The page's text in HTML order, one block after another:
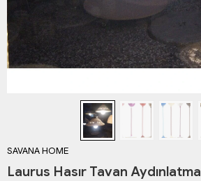
SAVANA HOME
Laurus Hasır Tavan Aydınlatma